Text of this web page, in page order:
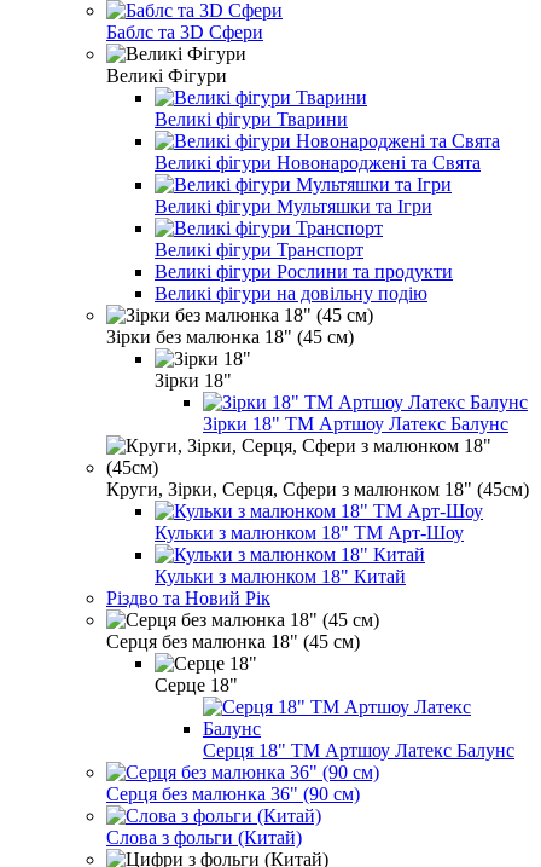
Баблс та 3D Сфери
Великі Фігури
Великі фігури Тварини
Великі фігури Новонароджені та Свята
Великі фігури Мультяшки та Ігри
Великі фігури Транспорт
Великі фігури Рослини та продукти
Великі фігури на довільну подію
Зірки без малюнка 18" (45 см)
Зірки 18"
Зірки 18" ТМ Артшоу Латекс Балунс
Круги, Зірки, Серця, Сфери з малюнком 18" (45см)
Кульки з малюнком 18" ТМ Арт-Шоу
Кульки з малюнком 18" Китай
Різдво та Новий Рік
Серця без малюнка 18" (45 см)
Серце 18"
Серця 18" ТМ Артшоу Латекс Балунс
Серця без малюнка 36" (90 см)
Слова з фольги (Китай)